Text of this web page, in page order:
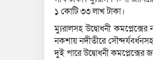
১ কোটি ৩৩ লাখ টাকা।
ম্যুরালসহ উদ্বোধনী
নকশায় নদীতীরে
দুই পারে উদ্বোধনী কমপ্লেক্সের